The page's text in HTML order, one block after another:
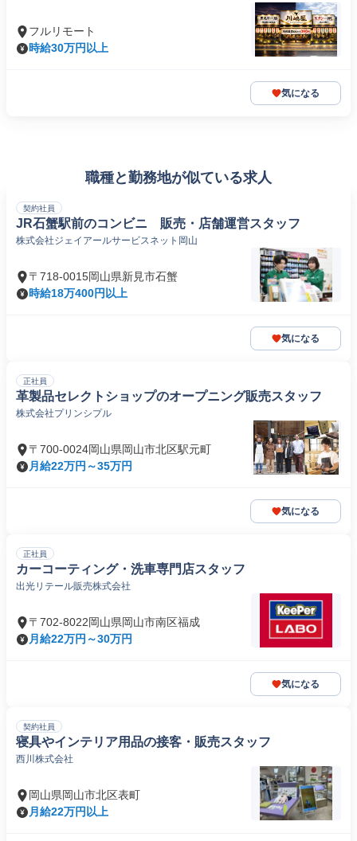
フルリモート
時給30万円以上
気になる
職種と勤務地が似ている求人
契約社員
JR石蟹駅前のコンビニ 販売・店舗運営スタッフ
株式会社ジェイアールサービスネット岡山
〒718-0015岡山県新見市石蟹
時給18万400円以上
気になる
正社員
革製品セレクトショップのオープニング販売スタッフ
株式会社プリンシプル
〒700-0024岡山県岡山市北区駅元町
月給22万円～35万円
気になる
正社員
カーコーティング・洗車専門店スタッフ
出光リテール販売株式会社
〒702-8022岡山県岡山市南区福成
月給22万円～30万円
気になる
契約社員
寝具やインテリア用品の接客・販売スタッフ
西川株式会社
岡山県岡山市北区表町
月給22万円以上